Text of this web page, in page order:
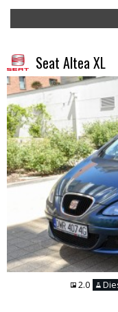
Seat Altea XL
2.0